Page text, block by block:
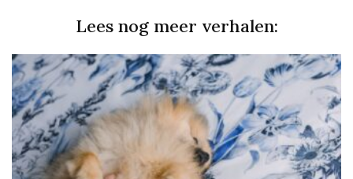
Lees nog meer verhalen: